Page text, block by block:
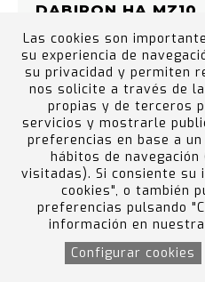
DABIRON HA MZ10
EDDHA
Las cookies son
su experiencia de
su privacidad y permiten
nos solicite a través de
propias y de terceros
servicios y mostrarle
preferencias en base a
hábitos de
visitadas). Si consiente su
cookies", o también
preferencias pulsando
información en
Configurar cookies